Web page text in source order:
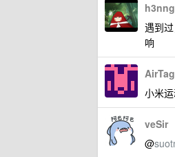
h3nng
遇到
响
AirTag
小米
veSir
@